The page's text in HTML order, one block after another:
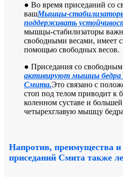
● Во время приседаний со
вашМышцы-
поддерживать
мышцы-стабилизаторы
свободными весами, имеет
помощью свободных весов.
● Приседания со
активируют мышцы бедра
Смита.Это связано с
стоп под телом приводит к
коленном суставе и большей
четырехглавую мышцу
Напротив, преимущества и
приседаний Смита также